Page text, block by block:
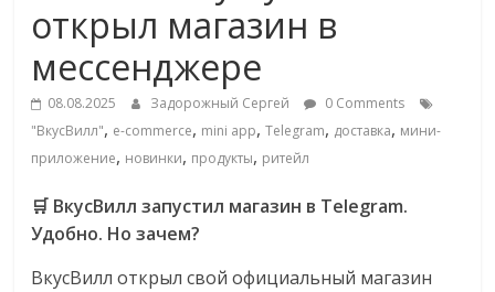
технологиях,
соцсетях
Портал
об
торговле,
сервисах
открыл магазин в
мессенджере
08.08.2025 Задорожный Сергей
0 Comments
"ВкусВилл", e-commerce, mini app,Telegram, доставка, мини-
приложение, новинки, продукты, ритейл
🛒 ВкусВилл запустил магазин в Telegram.
Удобно. Но зачем?
ВкусВилл открыл свой официальный магазин